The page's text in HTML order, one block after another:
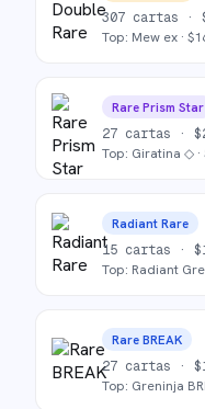
307 cartas ·
Top: Mew ex · $
Rare Prism Star
27 cartas · $
Top: Giratina ◇
Radiant Rare
15 cartas · $
Top: Radiant
Rare BREAK
27 cartas · $
Top: Greninja